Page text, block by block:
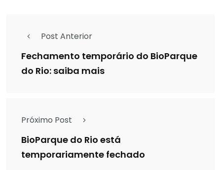
Post Anterior
Fechamento temporário do BioParque
do Rio: saiba mais
Próximo Post
BioParque do Rio está
temporariamente fechado